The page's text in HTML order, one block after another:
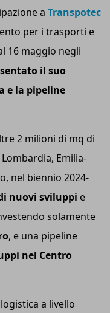
a Transpotec
per i trasporti e
16 maggio negli
il suo
e la pipeline
2 milioni di mq di
Emilia-
nel biennio 2024-
nuovi sviluppi e
solamente
, e una pipeline
nel Centro
a livello